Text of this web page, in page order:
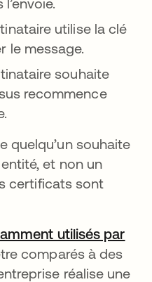
utilise la clé
le message.
souhaite
recommence
quelqu’un souhaite
et non un
certificats sont
utilisés par
un nouvel onglet
comparés à des
réalise une